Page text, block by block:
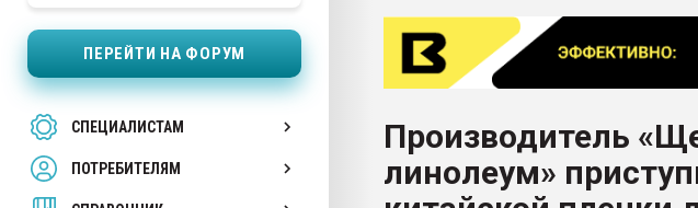
ПЕРЕЙТИ НА ФОРУМ
СПЕЦИАЛИСТАМ
ПОТРЕБИТЕЛЯМ
Всё, что касается выдува ПЭТ
Материал поверхности пуансона для
Продам отходы Композиция
поликарбоната и АБС-пластика
Armaloy PC/ABS-1IM черный цвет
Производитель
линолеум»